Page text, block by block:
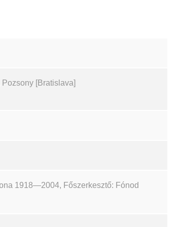
[Bratislava]
1918—2004, Főszerkesztő: Fónod